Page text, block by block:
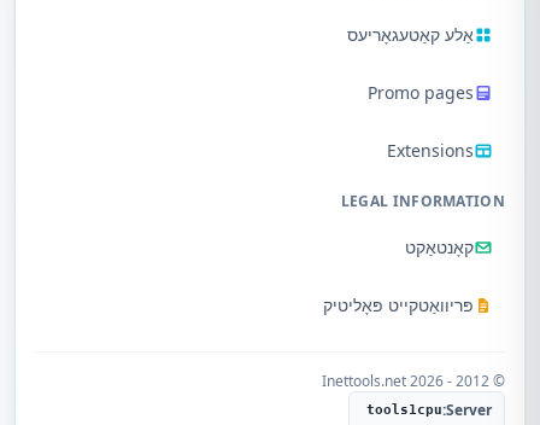
אַלע קאַטעגאָריעס
Promo pages
Extensions
LEGAL INFORMATION
קאָנטאַקט
פּריוואַטקייט פּאָליטיק
© 2012 - 2026 Inettools.net
Server:
tools1cpu